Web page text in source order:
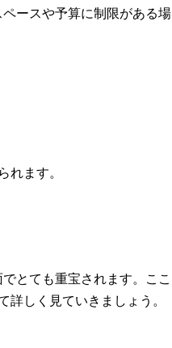
ースや予算に制限がある場
れます。
とても重宝されます。ここ
詳しく見ていきましょう。